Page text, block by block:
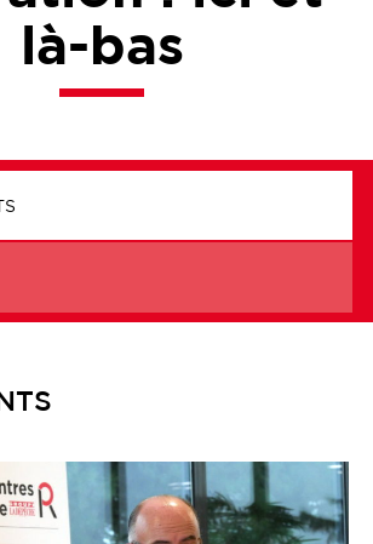
là-bas